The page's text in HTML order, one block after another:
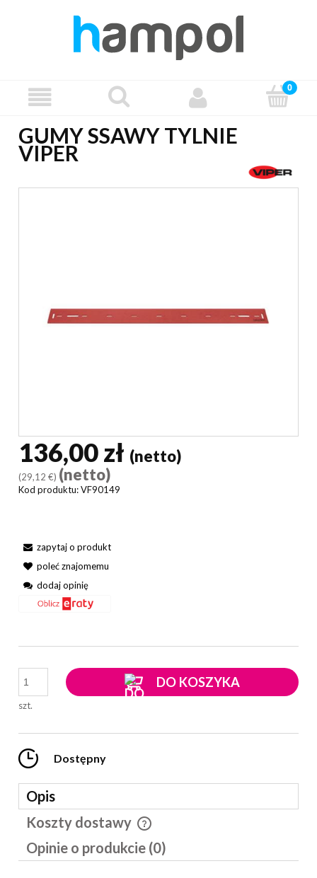
GUMY SSAWY TYLNIE
VIPER
136,00 zł (netto)
(29,12 €) (netto)
Kod produktu:VF90149
zapytaj o produkt
poleć znajomemu
dodaj opinię
szt.
DO KOSZYKA
Dostępny
Opis
Koszty dostawy
Cena nie zawiera ewentualnych kosztów płatności
Opinie o produkcie (0)